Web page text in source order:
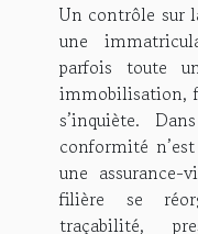
Un contrôle sur
une
parfois toute
immobilisation,
s’inquiète.
conformité
une
filière se
traçabilité,